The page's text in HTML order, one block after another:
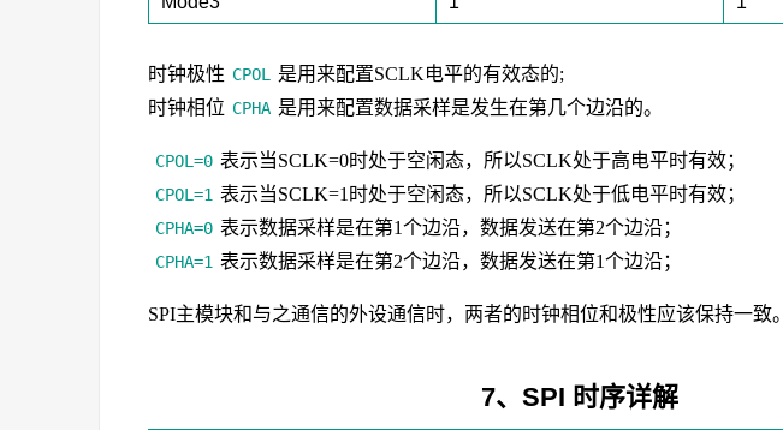
时钟极性 CPOL
是用来配置SCLK电平的有效态的;
时钟相位 CPHA 是用来配置数据采样是发生在第几个边沿的。
CPOL=0 表示当SCLK=0时处于空闲态，所以SCLK处于高电平时有效；
CPOL=1 表示当SCLK=1时处于空闲态，所以SCLK处于低电平时有效；
CPHA=0 表示数据采样是在第1个边沿，数据发送在第2个边沿；
CPHA=1 表示数据采样是在第2个边沿，数据发送在第1个边沿；
SPI主模块和与之通信的外设通信时，两者的时钟相位和极性应该保持一致。
7、SPI 时序详解